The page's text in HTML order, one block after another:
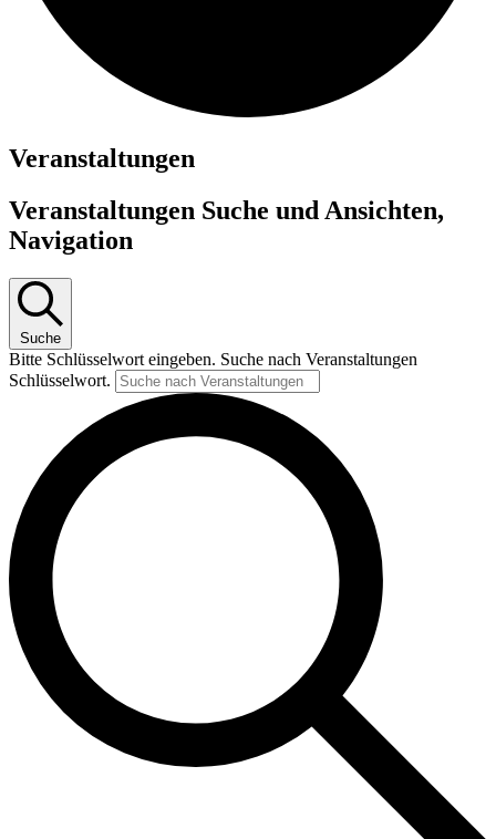
Veranstaltungen
Veranstaltungen Suche und Ansichten,
Navigation
Suche
Bitte Schlüsselwort eingeben. Suche nach Veranstaltungen
Schlüsselwort.